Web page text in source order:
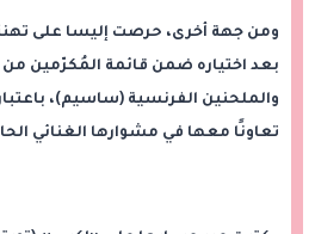
ومن جهة أخرى، حرصت إليسا على تهنئة
بعد اختياره ضمن قائمة المُكرّمين
والملحنين الفرنسية (ساسيم)،
تعاونًا معها في مشوارها الغنائي